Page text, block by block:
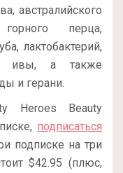
австралийского
перца,
лактобактерий,
ивы, а также
и герани.
Heroes Beauty
подписаться
подписке на три
$42.95 (плюс,